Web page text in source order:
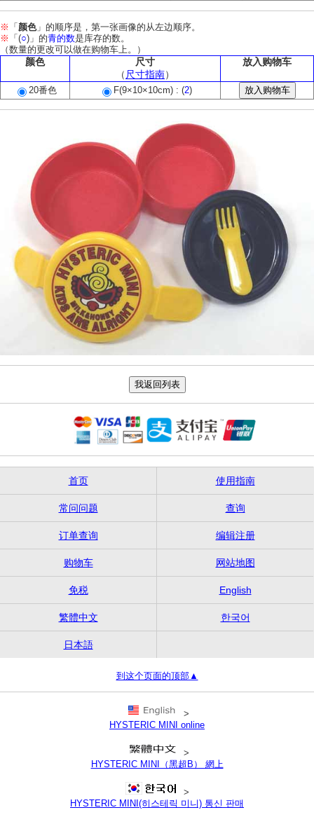
※ 「 颜色」的顺序是，第一张画像的从左边顺序。
※ 「(○)」的青的数是库存的数。
（数量的更改可以做在购物车上。）
颜色
尺寸
（ 尺寸指南）
放入购物车
20番色 F(9×10×10cm) : (2)
首页 使用指南
常问问题 查询
订单查询 编辑注册
购物车 网站地图
免税 English
繁體中文 한국어
日本語
到这个页面的顶部▲
>
HYSTERIC MINI online
>
HYSTERIC MINI（黑超B） 網上
>
HYSTERIC MINI(히스테릭 미니) 통신 판매